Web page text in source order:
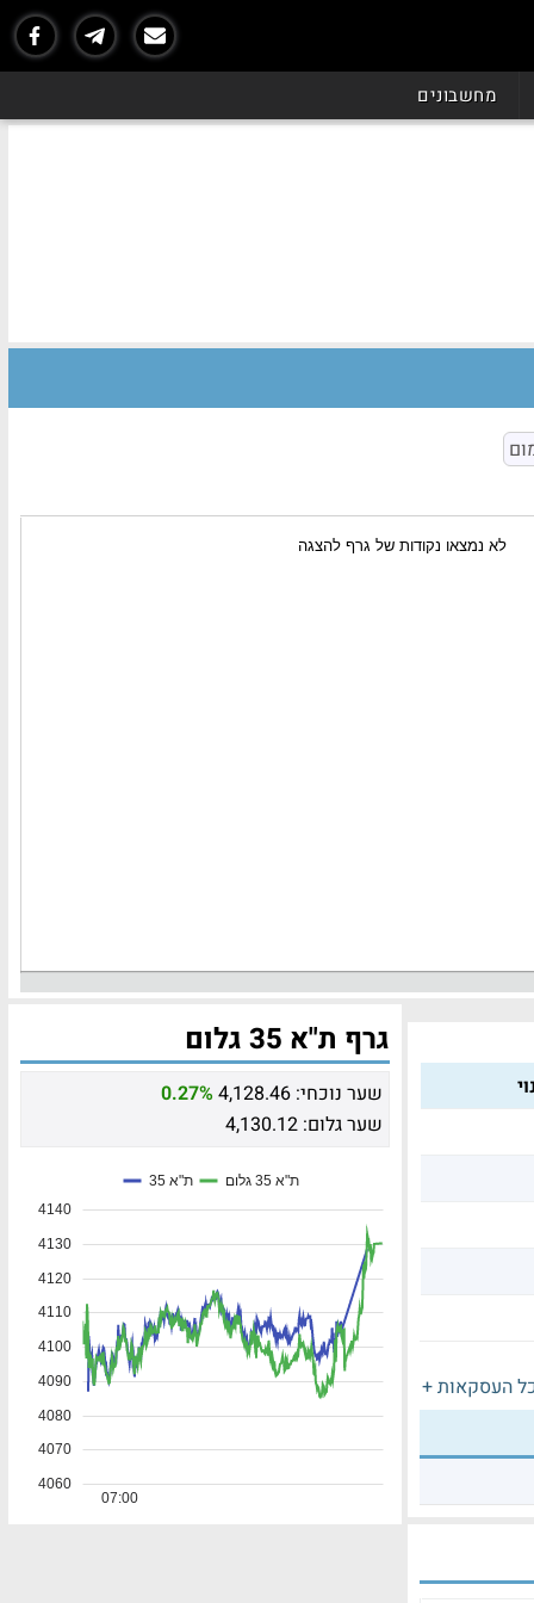
מחשבונים
העסקאות +
גרף ת"א 35 גלום
שער נוכחי: 4,128.46
0.27%
שער גלום: 4,130.12